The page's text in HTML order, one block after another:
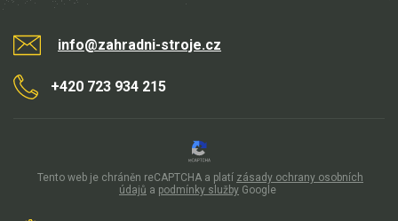
Náhradní díly pro motorové pily
Zahradní traktory
Řetězové pily
info@zahradni-stroje.cz
+420 723 934 215
Tento web je chráněn reCAPTCHA a platí zásady ochrany osobních
údajů a podmínky služby Google